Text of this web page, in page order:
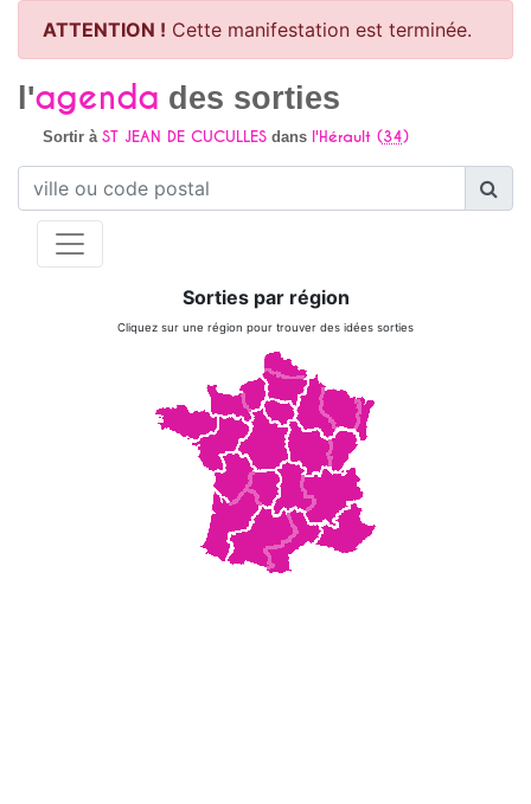
ATTENTION ! Cette manifestation est terminée.
l'agenda des sorties
Sortir à ST JEAN DE CUCULLESdans l'Hérault (34)
Sorties par région
Cliquez sur une région pour trouver des idées sorties